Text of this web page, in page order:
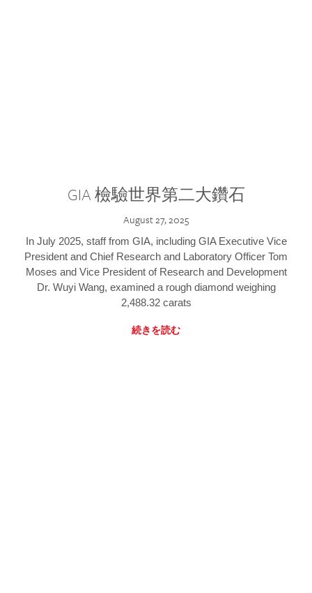
GIA 檢驗世界第二大鑽石
August 27, 2025
In July 2025, staff from GIA, including GIA Executive Vice
President and Chief Research and Laboratory Officer Tom
Moses and Vice President of Research and Development
Dr. Wuyi Wang, examined a rough diamond weighing
2,488.32 carats
続きを読む